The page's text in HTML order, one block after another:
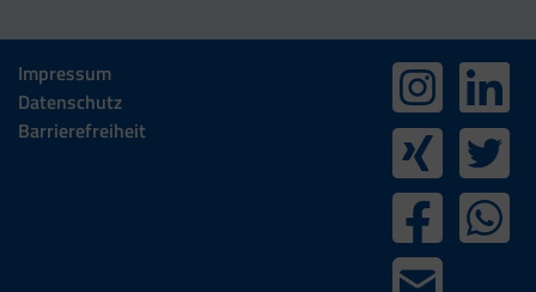
Impressum
Datenschutz
Barrierefreiheit